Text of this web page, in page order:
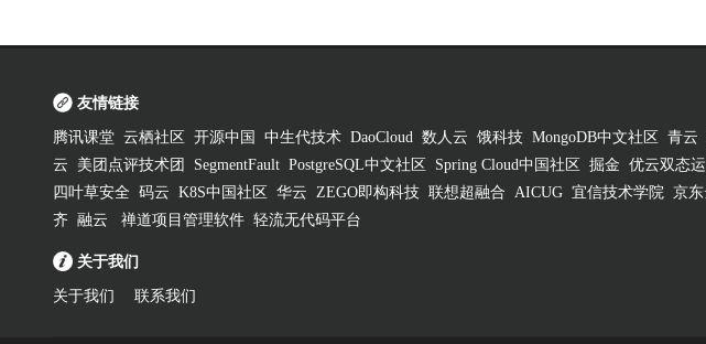
友情链接
腾讯课堂 云栖社区 开源中国 中生代技术 DaoCloud 数人云 饿科技 MongoDB中文社区 青云
云
美团点评技术团 SegmentFault PostgreSQL中文社区 Spring Cloud中国社区 掘金 优云双态
四叶草安全 码云 K8S中国社区 华云 ZEGO即构科技 联想超融合 AICUG 宜信技术学院 京东
齐 融云 禅道项目管理软件 轻流无代码平台
关于我们
关于我们 联系我们